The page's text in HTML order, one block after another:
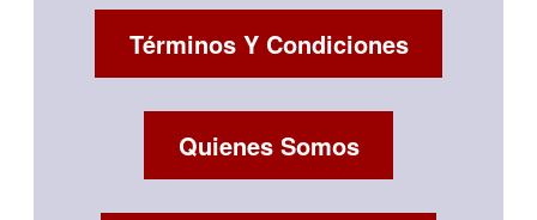
Términos Y Condiciones
Quienes Somos